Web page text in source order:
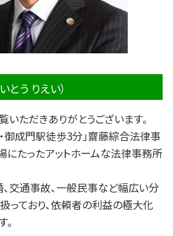
護士
いとう りえい）
いただきありがとうございます。
御成門駅徒歩3分」齋藤綜合法律事
にたったアットホームな法律事務所
、交通事故、一般民事など幅広い分
っており、依頼者の利益の極大化